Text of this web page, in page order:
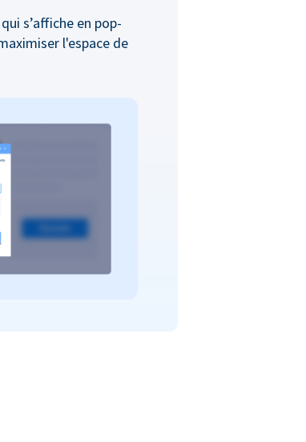
s’affiche en pop-
l'espace de